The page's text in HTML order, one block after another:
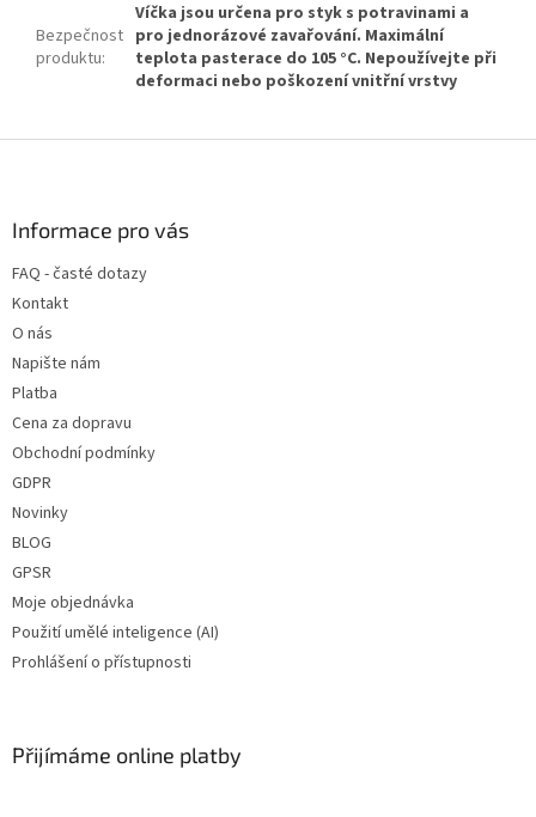
Bezpečnost
produktu:
Víčka jsou určena pro styk s potravinami a
pro jednorázové zavařování. Maximální
teplota pasterace do 105 °C. Nepoužívejte při
deformaci nebo poškození vnitřní vrstvy
Informace pro vás
FAQ - časté dotazy
Kontakt
O nás
Napište nám
Platba
Cena za dopravu
Obchodní podmínky
GDPR
Novinky
BLOG
GPSR
Moje objednávka
Použití umělé inteligence (AI)
Prohlášení o přístupnosti
Přijímáme online platby